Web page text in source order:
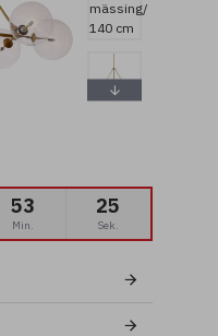
53
Min.
24
Sek.